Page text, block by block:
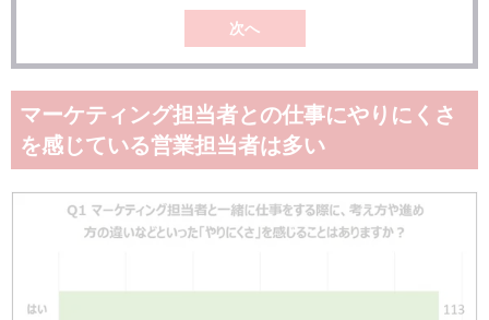
次へ
マーケティング担当者との仕事にやりにくさ
を感じている営業担当者は多い